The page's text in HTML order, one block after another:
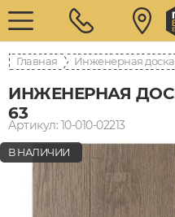
Главная Инженерная доска
ИНЖЕНЕРНАЯ
63
Артикул: 10-010-02213
В НАЛИЧИИ